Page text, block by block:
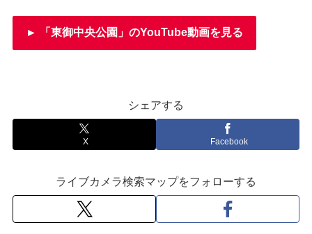
► 「東御中央公園」のYouTube動画を見る
シェアする
X Facebook
ライブカメラ検索マップをフォローする